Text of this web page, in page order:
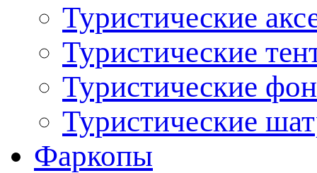
Туристические
Туристические
Туристические
Туристические
Фаркопы